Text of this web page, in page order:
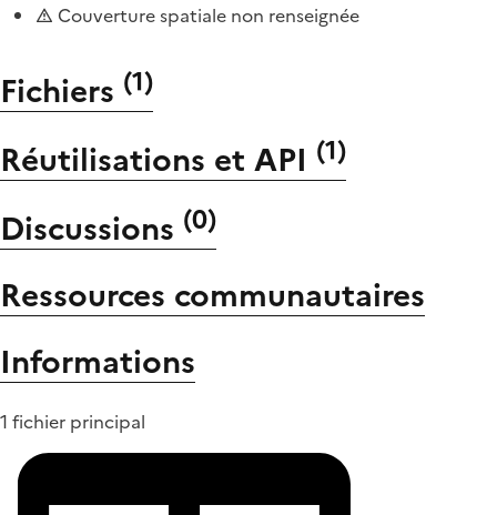
Couverture spatiale non renseignée
Fichiers (1)
Réutilisations et API (1)
Discussions (0)
Ressources communautaires
Informations
1 fichier principal